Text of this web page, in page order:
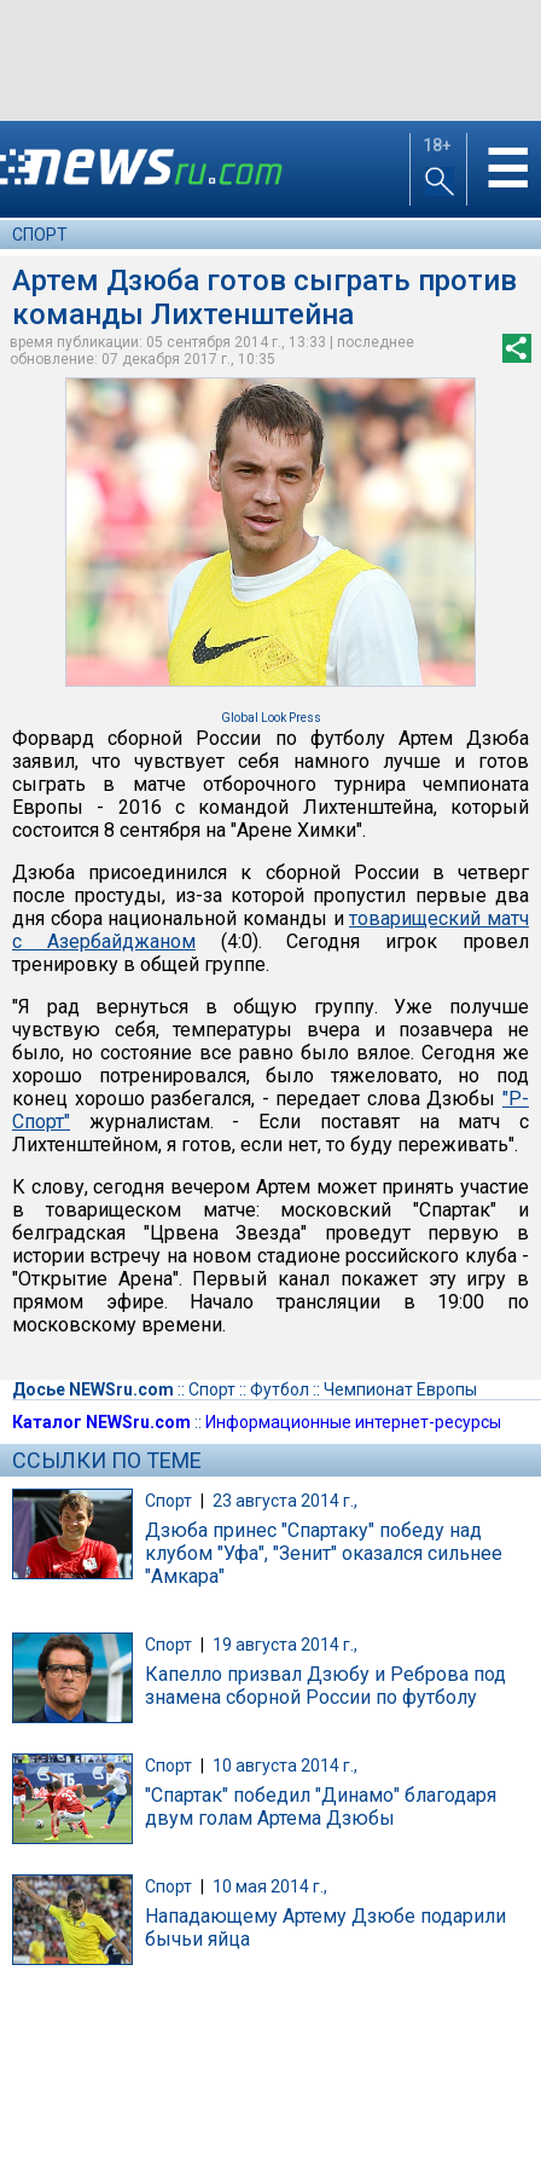
18+ ☰
СПОРТ
Артем Дзюба готов сыграть против
команды Лихтенштейна
время публикации: 05 сентября 2014 г., 13:33 | последнее
обновление: 07 декабря 2017 г., 10:35
Global Look Press
Форвард сборной России по футболу Артем Дзюба
заявил, что чувствует себя намного лучше и готов
сыграть в матче отборочного турнира чемпионата
Европы - 2016 с командой Лихтенштейна, который
состоится 8 сентября на "Арене Химки".
Дзюба присоединился к сборной России в четверг
после простуды, из-за которой пропустил первые два
дня сбора национальной команды итоварищеский матч
с Азербайджаном(4:0). Сегодня игрок провел
тренировку в общей группе.
"Я рад вернуться в общую группу. Уже получше
чувствую себя, температуры вчера и позавчера не
было, но состояние все равно было вялое. Сегодня же
хорошо потренировался, было тяжеловато, но под
конец хорошо разбегался, - передает слова Дзюбы "Р-
Спорт" журналистам. - Если поставят на матч с
Лихтенштейном, я готов, если нет, то буду переживать".
К слову, сегодня вечером Артем может принять участие
в товарищеском матче: московский "Спартак" и
белградская "Црвена Звезда" проведут первую в
истории встречу на новом стадионе российского клуба -
"Открытие Арена". Первый канал покажет эту игру в
прямом эфире. Начало трансляции в 19:00 по
московскому времени.
Досье NEWSru.com :: Спорт:: Футбол :: Чемпионат Европы
Каталог NEWSru.com :: Информационные интернет-ресурсы
ССЫЛКИ ПО ТЕМЕ
Спорт | 23 августа 2014 г.,
Дзюба принес "Спартаку" победу над
клубом "Уфа", "Зенит" оказался сильнее
"Амкара"
Спорт 19 августа 2014 г.,
Капелло призвал Дзюбу и Реброва под
знамена сборной России по футболу
Спорт 10 августа 2014 г.,
"Спартак" победил "Динамо" благодаря
двум голам Артема Дзюбы
Спорт 10 мая 2014 г.,
Нападающему Артему Дзюбе подарили
бычьи яйца